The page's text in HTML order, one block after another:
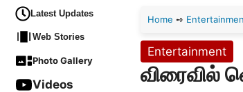
Home ➺
Entertainment
விரைவில்
Latest Updates
Web Stories
Photo Gallery
Videos